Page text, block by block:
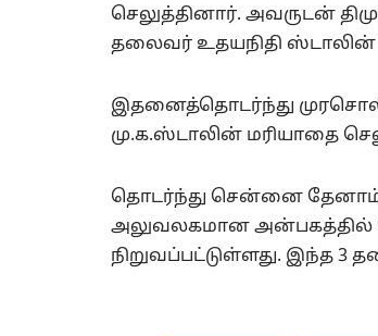
செலுத்தினார். அவருடன்
தலைவர் உதயநிதி
இதனைத்தொடர்ந்து
மு.க.ஸ்டாலின் மரியாதை
தொடர்ந்து சென்னை
அலுவலகமான அன்பகத்தில்
நிறுவப்பட்டுள்ளது. இந்த 3